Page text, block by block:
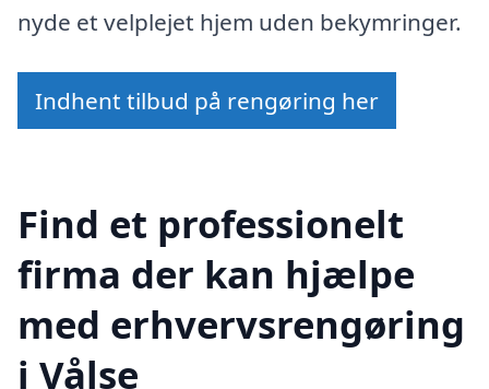
nyde et velplejet hjem uden bekymringer.
Indhent tilbud på rengøring her
Find et professionelt
firma der kan hjælpe
med erhvervsrengøring
i Vålse